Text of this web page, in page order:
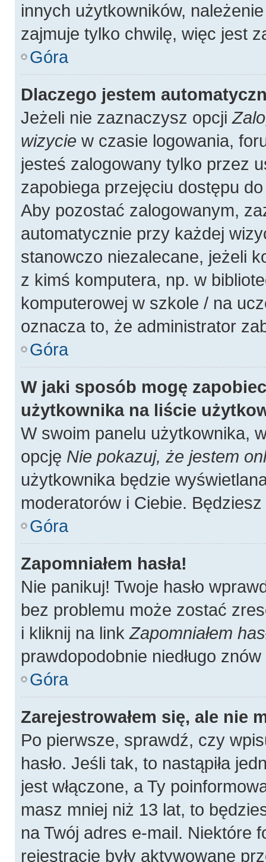
innych użytkowników,
zajmuje tylko chwilę, więc jest
Góra
Dlaczego jestem
Jeżeli nie zaznaczysz opcji
wizycie w czasie logowania,
jesteś zalogowany tylko przez
zapobiega przejęciu dostępu
Aby pozostać zalogowanym,
automatycznie przy każdej
stanowczo niezalecane, jeżeli
z kimś komputera, np. w
komputerowej w szkole / na
oznacza to, że administrator
Góra
W jaki sposób mogę
użytkownika na liście
W swoim panelu użytkownika,
opcję Nie pokazuj, że jestem
użytkownika będzie
moderatorów i Ciebie.
Góra
Zapomniałem hasła!
Nie panikuj! Twoje hasło
bez problemu może zostać
i kliknij na linkZapomniałem
prawdopodobnie niedługo
Góra
Zarejestrowałem się, ale nie
Po pierwsze, sprawdź, czy
hasło. Jeśli tak, to nastąpiła
jest włączone, a Ty
masz mniej niż 13 lat, to
na Twój adres e-mail. Niektóre
rejestracje były aktywowane